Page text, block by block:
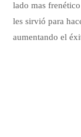
lado mas
les sirvió para
aumentando el